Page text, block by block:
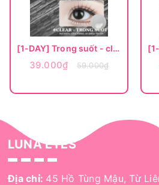
[1-DAY] Trong suốt - clear lens
39.000₫ 59.000₫
LUNA EYES
Địa chỉ: 45 Hồ Tùng Mậu, Từ